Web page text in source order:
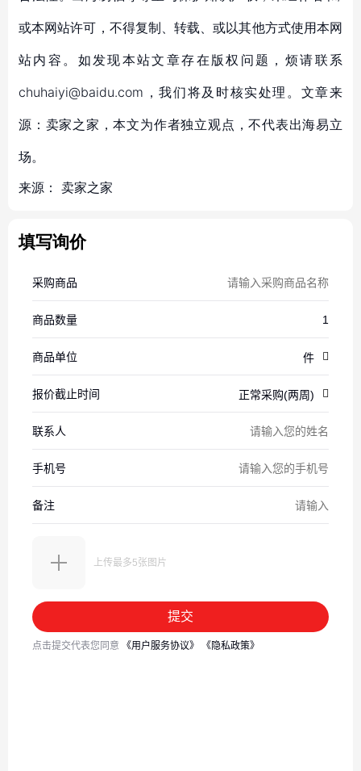
或本网站许可，不得复制、转载、或以其他方式使用本网
站内容。如发现本站文章存在版权问题，烦请联系
chuhaiyi@baidu.com，我们将及时核实处理。文章来
源：卖家之家，本文为作者独立观点，不代表出海易立
场。
来源： 卖家之家
填写询价